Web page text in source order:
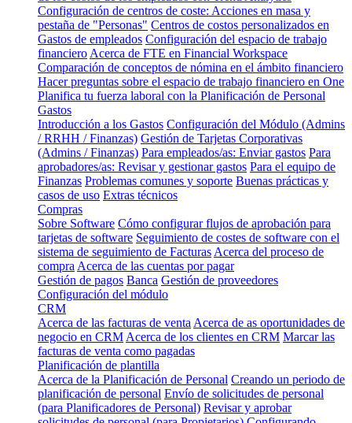
Configuración de centros de coste: Acciones en masa y
pestaña de "Personas" Centros de costos personalizados en
Gastos de empleados Configuración del espacio de trabajo
financiero Acerca de FTE en Financial Workspace
Comparación de conceptos de nómina en el ámbito financiero
Hacer preguntas sobre el espacio de trabajo financiero en One
Planifica tu fuerza laboral con la Planificación de Personal
Gastos
Introducción a los Gastos Configuración del Módulo (Admins
/ RRHH / Finanzas) Gestión de Tarjetas Corporativas
(Admins / Finanzas) Para empleados/as: Enviar gastos Para
aprobadores/as: Revisar y gestionar gastos Para el equipo de
Finanzas Problemas comunes y soporte Buenas prácticas y
casos de uso Extras técnicos
Compras
Sobre Software Cómo configurar flujos de aprobación para
tarjetas de software Seguimiento de costes de software con el
sistema de seguimiento de Facturas Acerca del proceso de
compra Acerca de las cuentas por pagar
Gestión de pagos Banca Gestión de proveedores
Configuración del módulo
CRM
Acerca de las facturas de venta Acerca de as oportunidades de
negocio en CRM Acerca de los clientes en CRM Marcar las
facturas de venta como pagadas
Planificación de plantilla
Acerca de la Planificación de Personal Creando un periodo de
planificación de personal Envío de solicitudes de personal
(para Planificadores de Personal) Revisar y aprobar